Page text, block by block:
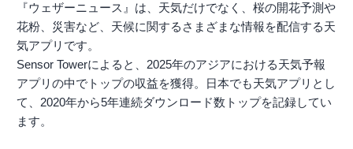
『ウェザーニュース』は、天気だけでなく、桜の開花予測や
花粉、災害など、天候に関するさまざまな情報を配信する天
気アプリです。
Sensor Towerによると、2025年のアジアにおける天気予報
アプリの中でトップの収益を獲得。日本でも天気アプリとし
て、2020年から5年連続ダウンロード数トップを記録してい
ます。